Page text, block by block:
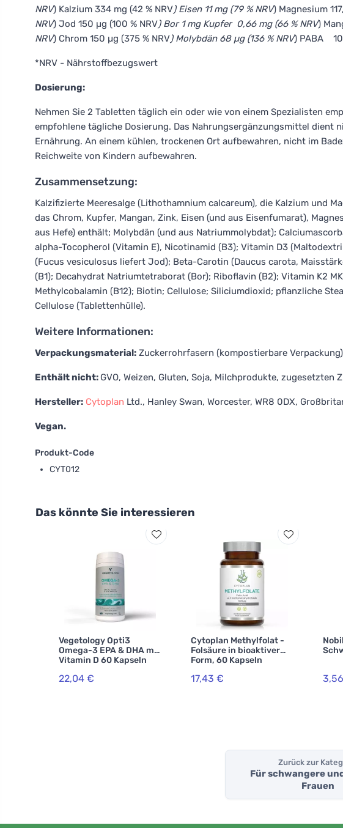
NRV) Kalzium 334 mg (42 % NRV) Eisen 11 mg (79 % NRV) Magnesium
NRV) Jod 150 µg (100 % NRV) Bor 1 mg Kupfer 0,66 mg (66 % NRV)
NRV) Chrom 150 µg (375 % NRV) Molybdän 68 µg (136 % NRV) PABA
*NRV - Nährstoffbezugswert
Dosierung:
Nehmen Sie 2 Tabletten täglich ein oder wie von einem Spezialisten
empfohlene tägliche Dosierung. Das Nahrungsergänzungsmittel dient
Ernährung. An einem kühlen, trockenen Ort aufbewahren, nicht im
Reichweite von Kindern aufbewahren.
Zusammensetzung:
Kalzifizierte Meeresalge (Lithothamnium calcareum), die Kalzium und
das Chrom, Kupfer, Mangan, Zink, Eisen (und aus Eisenfumarat),
aus Hefe) enthält; Molybdän (und aus Natriummolybdat);
alpha-Tocopherol (Vitamin E), Nicotinamid (B3); Vitamin D3
(Fucus vesiculosus liefert Jod); Beta-Carotin (Daucus carota,
(B1); Decahydrat Natriumtetraborat (Bor); Riboflavin (B2); Vitamin K2
Methylcobalamin (B12); Biotin; Cellulose; Siliciumdioxid; pflanzliche
Cellulose (Tablettenhülle).
Weitere Informationen:
Verpackungsmaterial: Zuckerrohrfasern (kompostierbare
Enthält nicht: GVO, Weizen, Gluten, Soja, Milchprodukte, zugesetzten
Hersteller: Cytoplan Ltd., Hanley Swan, Worcester, WR8 0DX,
Vegan.
Produkt-Code
CYT012
Das könnte Sie interessieren
Vegetology Opti3
Omega-3 EPA & DHA mit
Vitamin D 60 Kapseln
22,04 €
Cytoplan Methylfolat -
Folsäure in bioaktiver
Form, 60 Kapseln
17,43 €
Zurück zur
Für schwangere
Frauen